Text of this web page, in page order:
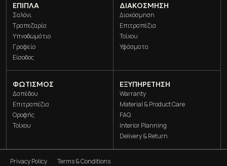
ΈΠΙΠΛΑ
Σαλόνι
Τραπεζαρία
Υπνοδωμάτιο
Γραφείο
Είσοδος
ΔΙΑΚΌΣΜΗΣΗ
Διακόσμηση
Επιτραπέζια
Τοίχου
Υφάσματα
ΦΩΤΙΣΜΌΣ
Δαπέδου
Επιτραπέζια
Οροφής
Τοίχου
ΕΞΥΠΗΡΕΤΗΣΗ
Warranty
Material & Product Care
FAQ
Interior Planning
Delivery & Return
Privacy Policy Terms & Conditions